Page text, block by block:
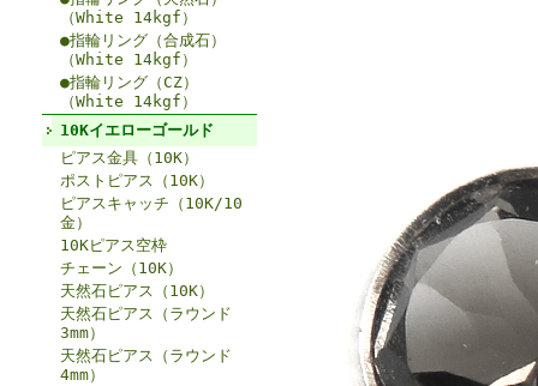
（White 14kgf）
●指輪リング（合成石）
（White 14kgf）
●指輪リング（CZ）
（White 14kgf）
10Kイエローゴールド
ピアス金具（10K）
ポストピアス（10K）
ピアスキャッチ（10K/10
金）
10Kピアス空枠
チェーン（10K）
天然石ピアス（10K）
天然石ピアス（ラウンド
3mm）
天然石ピアス（ラウンド
4mm）